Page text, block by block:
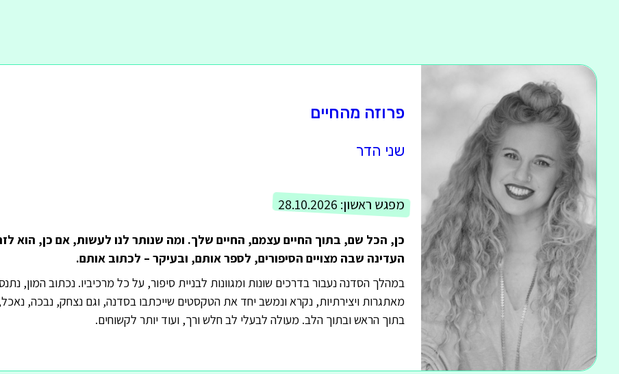
פרוזה מהחיים
שני הדר
מפגש ראשון: 28.10.2026
כן, הכל שם, בתוך החיים עצמם, החיים שלך. ומה שנותר לנו לעשות, אם כן, הוא
העדינה שבה מצויים הסיפורים, לספר אותם, ובעיקר – לכתוב אותם.
במהלך הסדנה נעבור בדרכים שונות ומגוונות לבניית סיפור, על כל מרכיביו. נכתוב המון,
מאתגרות ויצירתיות, נקרא ונמשב יחד את הטקסטים שייכתבו בסדנה, וגם נצחק, נבכה,
בתוך הראש ובתוך הלב. מעולה לבעלי לב חלש ורך, ועוד יותר לקשוחים.